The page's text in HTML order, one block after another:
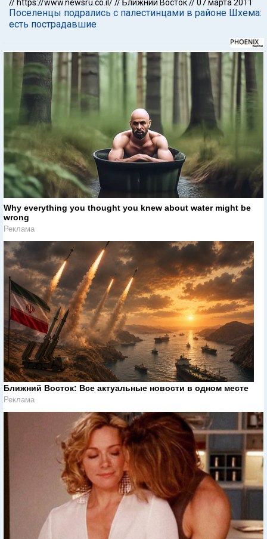
// https://www.newsru.co.il/// Ближний Восток//07 марта 2011
Поселенцы подрались с палестинцами в районе Шхема:
есть пострадавшие
Why everything you thought you knew about water might be
wrong
Реклама
Ближний Восток: Все актуальные новости в одном месте
Реклама